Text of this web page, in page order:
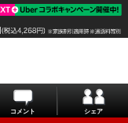
コメント シェア